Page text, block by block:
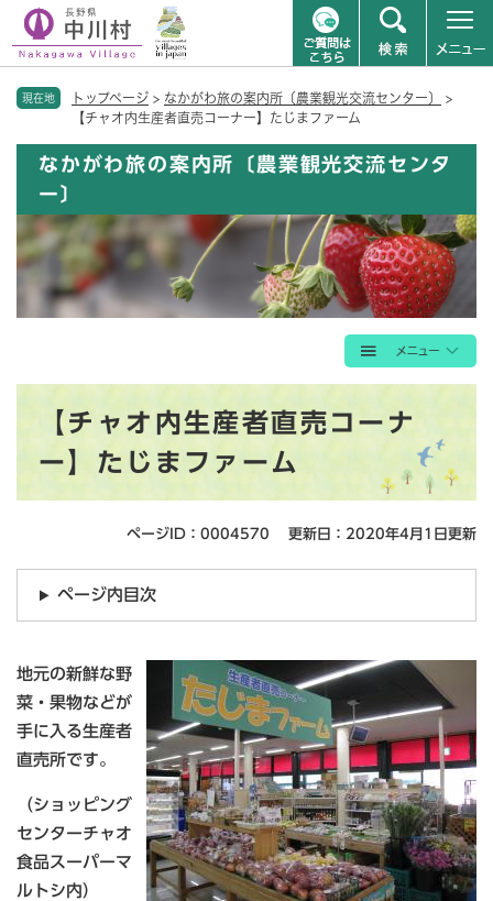
現在地 トップページ > なかがわ旅の案内所〔農業観光交流センター〕
>
【チャオ内生産者直売コーナー】たじまファーム
なかがわ旅の案内所〔農業観光交流センタ
ー〕
【チャオ内生産者直売コーナ
ー】たじまファーム
ページID：0004570 更新日：2020年4月1日更新
ページ内目次
地元の新鮮な野
菜・果物などが
手に入る生産者
直売所です。
（ショッピング
センターチャオ
食品スーパーマ
ルトシ内）